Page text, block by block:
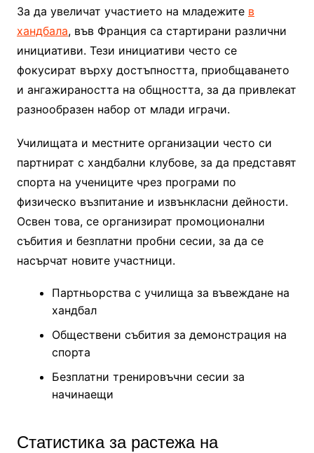
За да увеличат участието на младежите в
хандбала, във Франция са стартирани различни
инициативи. Тези инициативи често се
фокусират върху достъпността, приобщаването
и ангажираността на общността, за да привлекат
разнообразен набор от млади играчи.
Училищата и местните организации често си
партнират с хандбални клубове, за да представят
спорта на учениците чрез програми по
физическо възпитание и извънкласни дейности.
Освен това, се организират промоционални
събития и безплатни пробни сесии, за да се
насърчат новите участници.
Партньорства с училища за въвеждане на
хандбал
Обществени събития за демонстрация на
спорта
Безплатни тренировъчни сесии за
начинаещи
Статистика за растежа на